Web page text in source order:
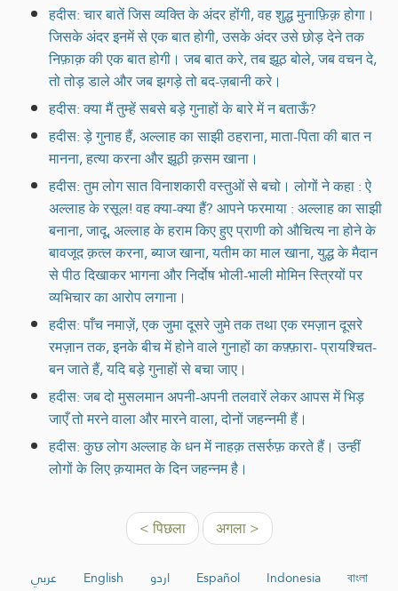
हदीस: चार बातें जिस व्यक्ति के अंदर होंगी, वह शुद्ध मुनाफ़िक़ होगा।
जिसके अंदर इनमें से एक बात होगी, उसके अंदर उसे छोड़ देने तक
निफ़ाक़ की एक बात होगी। जब बात करे, तब झूठ बोले, जब वचन दे,
तो तोड़ डाले और जब झगड़े तो बद-ज़बानी करे।
हदीस: क्या मैं तुम्हें सबसे बड़े गुनाहों के बारे में न बताऊँ?
हदीस: ड़े गुनाह हैं, अल्लाह का साझी ठहराना, माता-पिता की बात न
मानना, हत्या करना और झूठी क़सम खाना।
हदीस: तुम लोग सात विनाशकारी वस्तुओं से बचो। लोगों ने कहा : ऐ
अल्लाह के रसूल! वह क्या-क्या हैं? आपने फरमाया : अल्लाह का साझी
बनाना, जादू, अल्लाह के हराम किए हुए प्राणी को औचित्य ना होने के
बावजूद क़त्ल करना, ब्याज खाना, यतीम का माल खाना, युद्ध के मैदान
से पीठ दिखाकर भागना और निर्दोष भोली-भाली मोमिन स्त्रियों पर
व्यभिचार का आरोप लगाना।
हदीस: पाँच नमाज़ें, एक जुमा दूसरे जुमे तक तथा एक रमज़ान दूसरे
रमज़ान तक, इनके बीच में होने वाले गुनाहों का कफ़्फ़ारा- प्रायश्चित-
बन जाते हैं, यदि बड़े गुनाहों से बचा जाए।
हदीस: जब दो मुसलमान अपनी-अपनी तलवारें लेकर आपस में भिड़
जाएँ तो मरने वाला और मारने वाला, दोनों जहन्नमी हैं।
हदीस: कुछ लोग अल्लाह के धन में नाहक़ तसर्रुफ़ करते हैं। उन्हीं
लोगों के लिए क़यामत के दिन जहन्नम है।
< पिछला अगला >
عربي English اردو Español Indonesia
বাংলা